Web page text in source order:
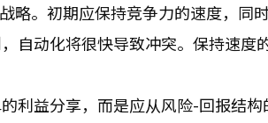
略。初期应保持竞争力的速度，同
自动化将很快导致冲突。保持速度
利益分享，而是应从风险-回报结